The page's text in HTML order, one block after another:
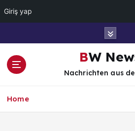
Giriş yap
BW
Nachrichten aus
Home